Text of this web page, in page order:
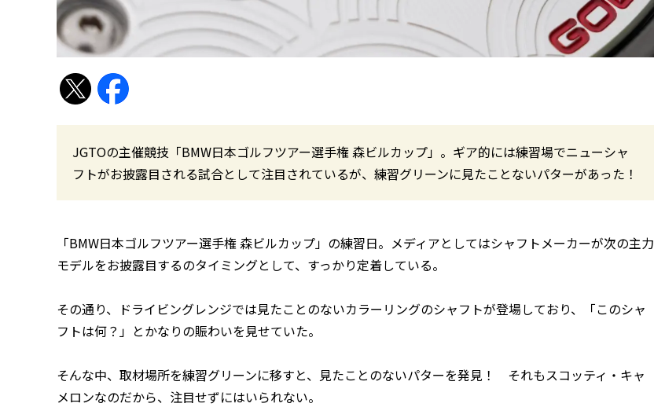
JGTOの主催競技「BMW日本ゴルフツアー選手権 森ビルカップ」。ギア的には練習場でニューシャ
フトがお披露目される試合として注目されているが、練習グリーンに見たことないパターがあった！
「BMW日本ゴルフツアー選手権 森ビルカップ」の練習日。メディアとしてはシャフトメーカーが次の主力
モデルをお披露目するのタイミングとして、すっかり定着している。
その通り、ドライビングレンジでは見たことのないカラーリングのシャフトが登場しており、「このシャ
フトは何？」とかなりの賑わいを見せていた。
そんな中、取材場所を練習グリーンに移すと、見たことのないパターを発見！ それもスコッティ・キャ
メロンなのだから、注目せずにはいられない。